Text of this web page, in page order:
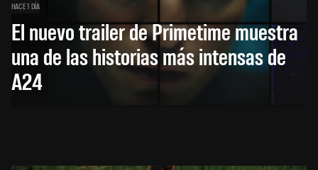
HACE 1 DÍA
El nuevo trailer de Primetime muestra
una de las historias más intensas de
A24